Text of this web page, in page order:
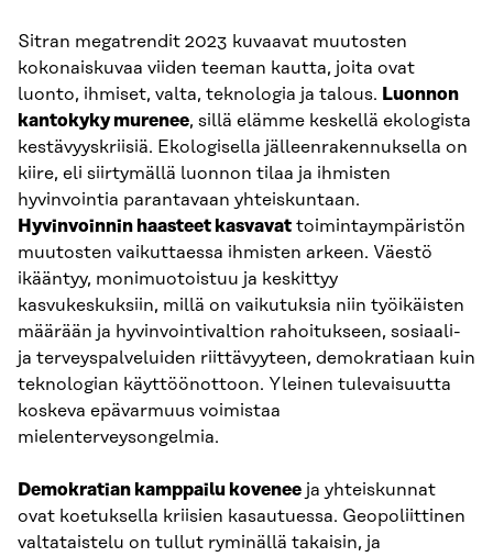
Sitran megatrendit 2023 kuvaavat muutosten
kokonaiskuvaa viiden teeman kautta, joita ovat
luonto, ihmiset, valta, teknologia ja talous. Luonnon
kantokyky murenee, sillä elämme keskellä ekologista
kestävyyskriisiä. Ekologisella jälleenrakennuksella on
kiire, eli siirtymällä luonnon tilaa ja ihmisten
hyvinvointia parantavaan yhteiskuntaan.
Hyvinvoinnin haasteet kasvavat toimintaympäristön
muutosten vaikuttaessa ihmisten arkeen. Väestö
ikääntyy, monimuotoistuu ja keskittyy
kasvukeskuksiin, millä on vaikutuksia niin työikäisten
määrään ja hyvinvointivaltion rahoitukseen, sosiaali-
ja terveyspalveluiden riittävyyteen, demokratiaan kuin
teknologian käyttöönottoon. Yleinen tulevaisuutta
koskeva epävarmuus voimistaa
mielenterveysongelmia.
Demokratian kamppailu kovenee ja yhteiskunnat
ovat koetuksella kriisien kasautuessa. Geopoliittinen
valtataistelu on tullut ryminällä takaisin, ja